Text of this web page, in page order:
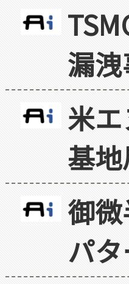
漏
米
基
御
パ